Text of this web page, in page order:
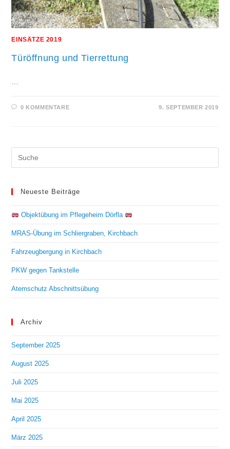
EINSÄTZE 2019
Türöffnung und Tierrettung
0 KOMMENTARE 9. SEPTEMBER 2019
Neueste Beiträge
Objektübung im Pflegeheim Dörfla
MRAS-Übung im Schliergraben, Kirchbach
Fahrzeugbergung in Kirchbach
PKW gegen Tankstelle
Atemschutz Abschnittsübung
Archiv
September 2025
August 2025
Juli 2025
Mai 2025
April 2025
März 2025